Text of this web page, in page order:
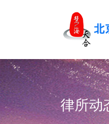
律所动